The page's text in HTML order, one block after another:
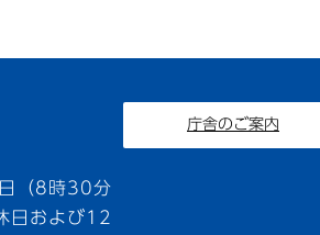
（8時30分
日および12
庁舎のご案内